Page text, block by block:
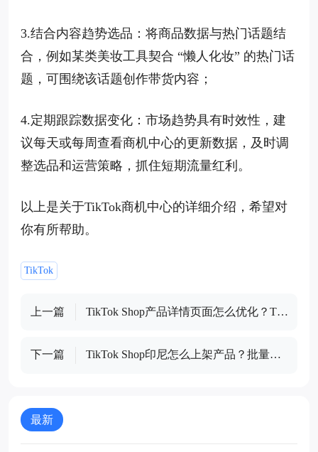
3.结合内容趋势选品：将商品数据与热门话题结
合，例如某类美妆工具契合 “懒人化妆” 的热门话
题，可围绕该话题创作带货内容；
4.定期跟踪数据变化：市场趋势具有时效性，建
议每天或每周查看商机中心的更新数据，及时调
整选品和运营策略，抓住短期流量红利。
以上是关于TikTok商机中心的详细介绍，希望对
你有所帮助。
TikTok
上一篇
TikTok Shop产品详情页面怎么优化？Tik
下一篇
TikTok Shop印尼怎么上架产品？批量上
最新